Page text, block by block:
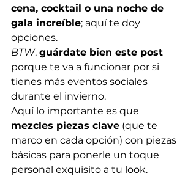
cena, cocktail o una noche de
gala increíble; aquí te doy
opciones.
BTW, guárdate bien este post
porque te va a funcionar por si
tienes más eventos sociales
durante el invierno.
Aquí lo importante es que
mezcles piezas clave (que te
marco en cada opción) con piezas
básicas para ponerle un toque
personal exquisito a tu look.